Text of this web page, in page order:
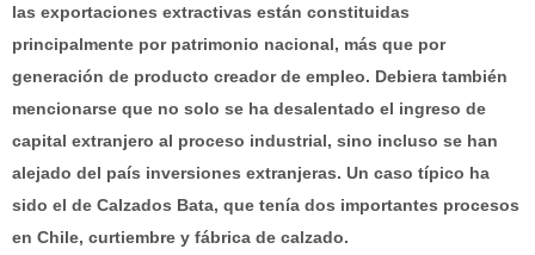
las exportaciones extractivas están constituidas
principalmente por patrimonio nacional, más que por
generación de producto creador de empleo. Debiera también
mencionarse que no solo se ha desalentado el ingreso de
capital extranjero al proceso industrial, sino incluso se han
alejado del país inversiones extranjeras. Un caso típico ha
sido el de Calzados Bata, que tenía dos importantes procesos
en Chile, curtiembre y fábrica de calzado.